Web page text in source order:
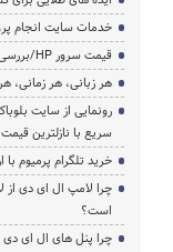
خدمات سایت انجام
قیمت سرور HP/بررسی و خرید سرور اچ پی
هر زبانی، هر زمانی،
رونمایی از سایت
سریع با نازلترین قیمت
خرید تلگرام پرمیوم
چرا لامپ ال ای دی
است؟
چرا پنل های ال ای